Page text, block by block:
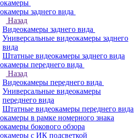
заднего вида
Назад
Видеокамеры заднего вида
Универсальные видеокамеры заднего
вида
Штатные видеокамеры заднего вида
переднего вида
Назад
Видеокамеры переднего вида
Универсальные видеокамеры
переднего вида
Штатные видеокамеры переднего вида
в рамке номерного знака
бокового обзора
с ИК подсветкой